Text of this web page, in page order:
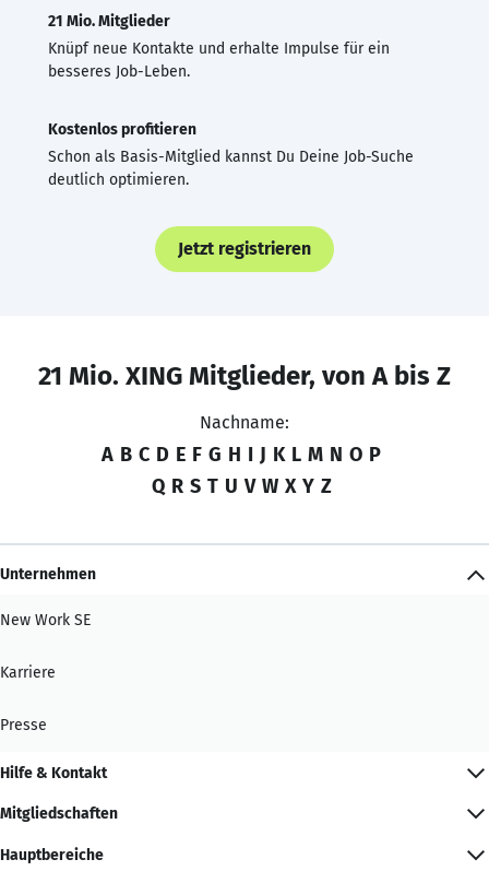
21 Mio. Mitglieder
Knüpf neue Kontakte und erhalte Impulse für ein
besseres Job-Leben.
Kostenlos profitieren
Schon als Basis-Mitglied kannst Du Deine Job-Suche
deutlich optimieren.
Jetzt registrieren
21 Mio. XING Mitglieder, von A bis Z
Nachname:
A B C D E F G H I J K L M N O P
Q R S T U V W X Y Z
Unternehmen
New Work SE
Karriere
Presse
Hilfe & Kontakt
Mitgliedschaften
Hauptbereiche